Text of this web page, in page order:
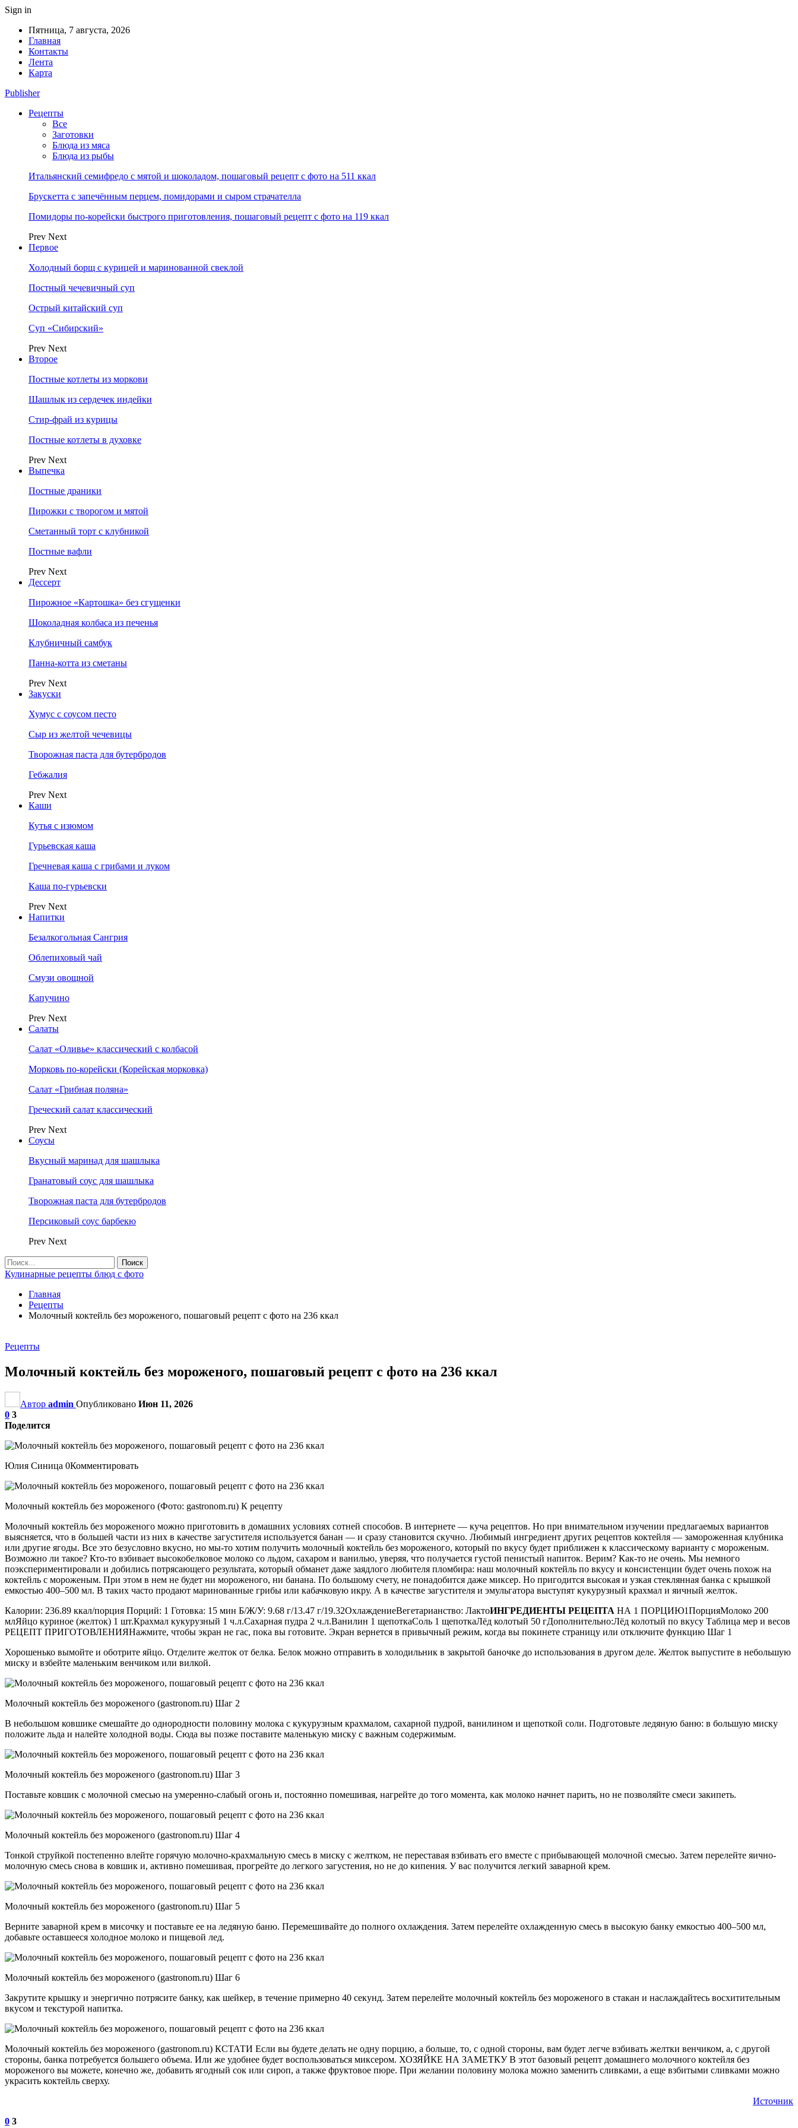
Sign in
Пятница, 7 августа, 2026
Главная
Контакты
Лента
Карта
Publisher
Рецепты
Все
Заготовки
Блюда из мяса
Блюда из рыбы
Итальянский семифредо с мятой и шоколадом, пошаговый рецепт с фото на 511 ккал
Брускетта с запечённым перцем, помидорами и сыром страчателла
Помидоры по-корейски быстрого приготовления, пошаговый рецепт с фото на 119 ккал
Prev Next
Первое
Холодный борщ с курицей и маринованной свеклой
Постный чечевичный суп
Острый китайский суп
Суп «Сибирский»
Prev Next
Второе
Постные котлеты из моркови
Шашлык из сердечек индейки
Стир-фрай из курицы
Постные котлеты в духовке
Prev Next
Выпечка
Постные драники
Пирожки с творогом и мятой
Сметанный торт с клубникой
Постные вафли
Prev Next
Дессерт
Пирожное «Картошка» без сгущенки
Шоколадная колбаса из печенья
Клубничный самбук
Панна-котта из сметаны
Prev Next
Закуски
Хумус с соусом песто
Сыр из желтой чечевицы
Творожная паста для бутербродов
Гебжалия
Prev Next
Каши
Кутья с изюмом
Гурьевская каша
Гречневая каша с грибами и луком
Каша по-гурьевски
Prev Next
Напитки
Безалкогольная Сангрия
Облепиховый чай
Смузи овощной
Капучино
Prev Next
Салаты
Салат «Оливье» классический с колбасой
Морковь по-корейски (Корейская морковка)
Салат «Грибная поляна»
Греческий салат классический
Prev Next
Соусы
Вкусный маринад для шашлыка
Гранатовый соус для шашлыка
Творожная паста для бутербродов
Персиковый соус барбекю
Prev Next
Кулинарные рецепты блюд с фото
Главная
Рецепты
Moлочный коктейль без мороженого, пошаговый рецепт с фото на 236 ккал
Рецепты
Moлочный коктейль без мороженого, пошаговый рецепт с фото на 236 ккал
Автор admin Опубликовано Июн 11, 2026
0 3
Поделится
Юлия Синица 0Комментировать
Moлочный коктейль без мороженого (Фото: gastronom.ru) К рецепту
Moлочный коктейль без мороженого можно приготовить в домашних условиях сотней способов. В интернете — куча рецептов. Но при внимательном изучении предлагаемых вариантов
выясняется, что в большей части из них в качестве загустителя используется банан — и сразу становится скучно. Любимый ингредиент других рецептов коктейля — замороженная клубника
или другие ягоды. Все это безусловно вкусно, но мы-то хотим получить молочный коктейль без мороженого, который по вкусу будет приближен к классическому варианту с мороженым.
Возможно ли такое? Кто-то взбивает высокобелковое молоко со льдом, сахаром и ванилью, уверяя, что получается густой пенистый напиток. Верим? Как-то не очень. Мы немного
поэкспериментировали и добились потрясающего результата, который обманет даже заядлого любителя пломбира: наш молочный коктейль по вкусу и консистенции будет очень похож на
коктейль с мороженым. При этом в нем не будет ни мороженого, ни банана. По большому счету, не понадобится даже миксер. Но пригодится высокая и узкая стеклянная банка с крышкой
емкостью 400–500 мл. В таких часто продают маринованные грибы или кабачковую икру. А в качестве загустителя и эмульгатора выступят кукурузный крахмал и яичный желток.
Калории: 236.89 ккал/порция Порций: 1 Готовка: 15 мин Б/Ж/У: 9.68 г/13.47 г/19.32ОхлаждениеВегетарианство: ЛактоИНГРЕДИЕНТЫ РЕЦЕПТА НА 1 ПОРЦИЮ1ПорцияМолоко 200
млЯйцо куриное (желток) 1 шт.Крахмал кукурузный 1 ч.л.Сахарная пудра 2 ч.л.Ванилин 1 щепоткаСоль 1 щепоткаЛёд колотый 50 гДополнительно:Лёд колотый по вкусу Таблица мер и весов
РЕЦЕПТ ПРИГОТОВЛЕНИЯНажмите, чтобы экран не гас, пока вы готовите. Экран вернется в привычный режим, когда вы покинете страницу или отключите функцию Шаг 1
Хорошенько вымойте и оботрите яйцо. Отделите желток от белка. Белок можно отправить в холодильник в закрытой баночке до использования в другом деле. Желток выпустите в небольшую
миску и взбейте маленьким венчиком или вилкой.
Moлочный коктейль без мороженого (gastronom.ru) Шаг 2
В небольшом ковшике смешайте до однородности половину молока с кукурузным крахмалом, сахарной пудрой, ванилином и щепоткой соли. Подготовьте ледяную баню: в большую миску
положите льда и налейте холодной воды. Сюда вы позже поставите маленькую миску с важным содержимым.
Moлочный коктейль без мороженого (gastronom.ru) Шаг 3
Поставьте ковшик с молочной смесью на умеренно-слабый огонь и, постоянно помешивая, нагрейте до того момента, как молоко начнет парить, но не позволяйте смеси закипеть.
Moлочный коктейль без мороженого (gastronom.ru) Шаг 4
Тонкой струйкой постепенно влейте горячую молочно-крахмальную смесь в миску с желтком, не переставая взбивать его вместе с прибывающей молочной смесью. Затем перелейте яично-
молочную смесь снова в ковшик и, активно помешивая, прогрейте до легкого загустения, но не до кипения. У вас получится легкий заварной крем.
Moлочный коктейль без мороженого (gastronom.ru) Шаг 5
Верните заварной крем в мисочку и поставьте ее на ледяную баню. Перемешивайте до полного охлаждения. Затем перелейте охлажденную смесь в высокую банку емкостью 400–500 мл,
добавьте оставшееся холодное молоко и пищевой лед.
Moлочный коктейль без мороженого (gastronom.ru) Шаг 6
Закрутите крышку и энергично потрясите банку, как шейкер, в течение примерно 40 секунд. Затем перелейте молочный коктейль без мороженого в стакан и наслаждайтесь восхитительным
вкусом и текстурой напитка.
Moлочный коктейль без мороженого (gastronom.ru) КСТАТИ Если вы будете делать не одну порцию, а больше, то, с одной стороны, вам будет легче взбивать желтки венчиком, а, с другой
стороны, банка потребуется большего объема. Или же удобнее будет воспользоваться миксером. ХОЗЯЙКЕ НА ЗАМЕТКУ В этот базовый рецепт домашнего молочного коктейля без
мороженого вы можете, конечно же, добавить ягодный сок или сироп, а также фруктовое пюре. При желании половину молока можно заменить сливками, а еще взбитыми сливками можно
украсить коктейль сверху.
Источник
0 3